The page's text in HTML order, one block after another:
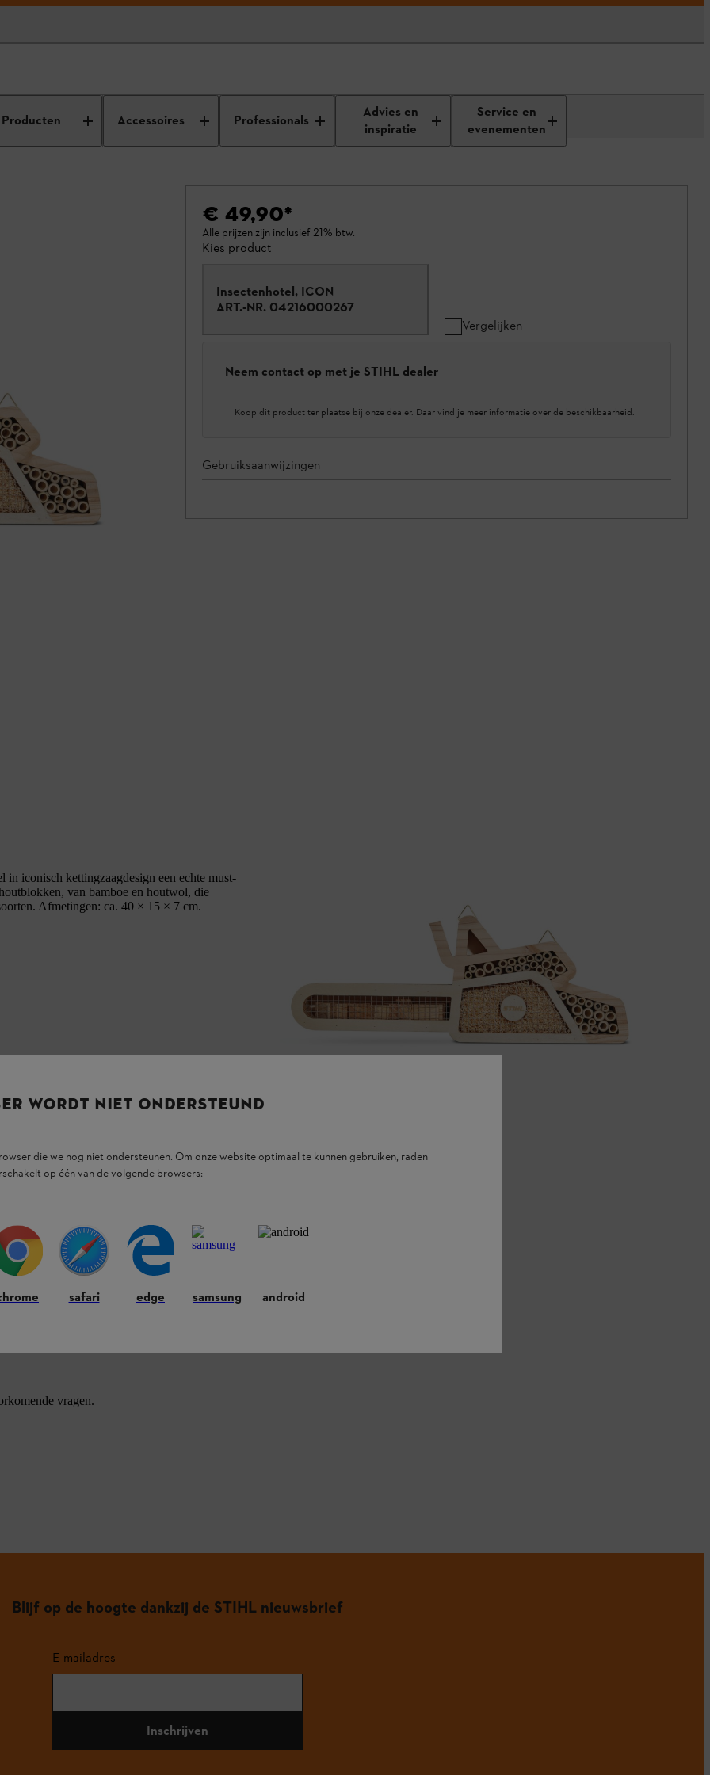
Producten Accessoires Professionals
Advies en
inspiratie
Service en
evenementen
€ 49,90*
Alle prijzen zijn inclusief 21% btw.
Kies product
Insectenhotel, ICON
ART.-NR. 04216000267
Vergelijken
Neem contact op met je STIHL dealer
Koop dit product ter plaatse bij onze dealer. Daar vind je meer informatie over de beschikbaarheid.
Gebruiksaanwijzingen
iconisch kettingzaagdesign een echte must-
van bamboe en houtwol, die
Afmetingen: ca. 40 × 15 × 7 cm.
vragen.
Blijf op de hoogte dankzij de STIHL nieuwsbrief
E-mailadres
Inschrijven
WORDT NIET ONDERSTEUND
die we nog niet ondersteunen. Om onze website optimaal te kunnen gebruiken, raden
op één van de volgende browsers:
safari edge samsung android